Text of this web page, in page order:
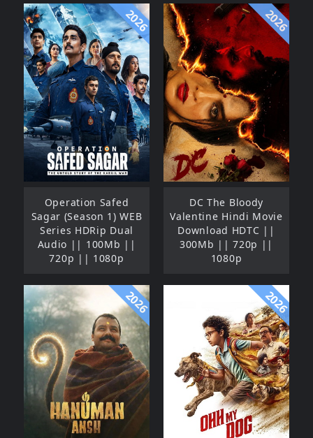
2026
Operation Safed
Sagar (Season 1) WEB
Series HDRip Dual
Audio || 100Mb ||
720p || 1080p
2026
DC The Bloody
Valentine Hindi Movie
Download HDTC ||
300Mb || 720p ||
1080p
2026 2026